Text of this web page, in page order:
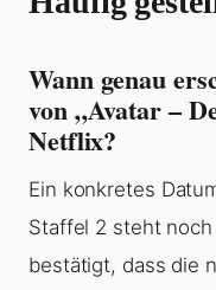
Wann genau
von „Avatar –
Netflix?
Ein konkretes
Staffel 2 steht
bestätigt, dass die